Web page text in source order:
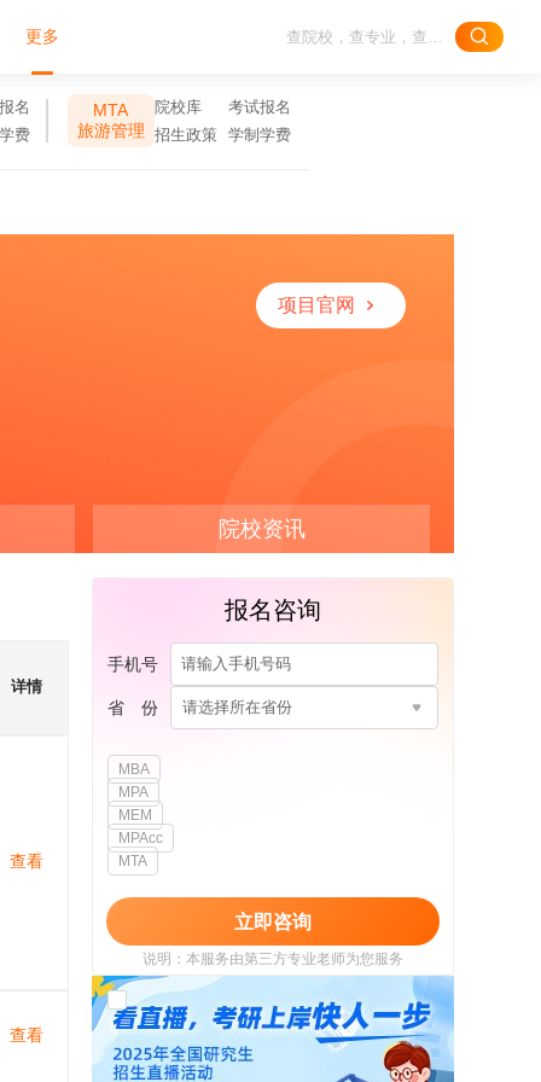
更多
名
费
MTA
旅游管理
院校库
考试报名
招生政策
学制学费
项目官网
院校资讯
详情
查看
查看
报名咨询
手机号
省 份 请选择所在省份
MBA
MPA
MEM
MPAcc
MTA
立即咨询
说明：本服务由第三方专业老师为您服务
我已阅读并同意 《用户政策》
《用户服务
使用协议》